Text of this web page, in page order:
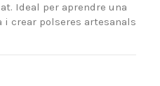
Ideal per aprendre una
crear polseres artesanals